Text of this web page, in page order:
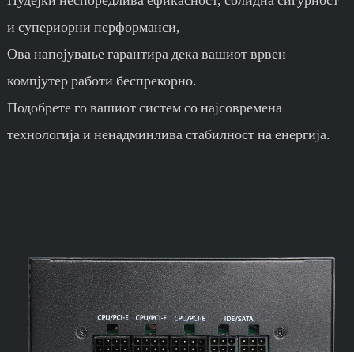
и супериорни перформанси,
Ова напојување гарантира дека вашиот врвен
компјутер работи беспрекорно.
Подобрете го вашиот систем со најсовремена
технологија и ненадминлива стабилност на енергија.